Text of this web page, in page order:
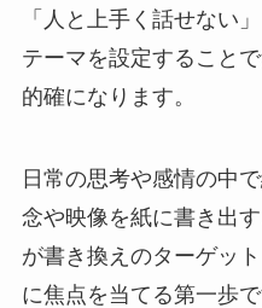
「人と上手く話せない
テーマを設定すること
的確になります。
日常の思考や感情の中
念や映像を紙に書き出
が書き換えのターゲッ
に焦点を当てる第一歩で